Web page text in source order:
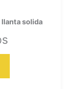
solida